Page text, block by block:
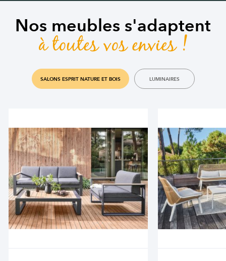
Nos meubles s'adaptent
à toutes vos envies !
SALONS ESPRIT NATURE ET BOIS LUMINAIRES